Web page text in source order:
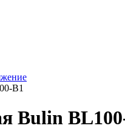
B1
Bulin